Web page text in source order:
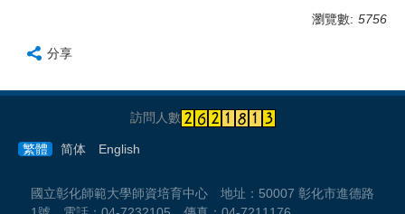
瀏覽數: 5756
分享
訪問人數
繁體 简体 English
國立彰化師範大學師資培育中心 地址：50007 彰化市進德路